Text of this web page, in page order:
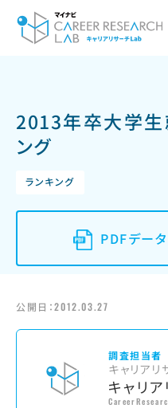
2013年卒大学生
ング
ランキング
PDFデー
公開日：2012.03.27
調査担当者
キャリア
キャリ